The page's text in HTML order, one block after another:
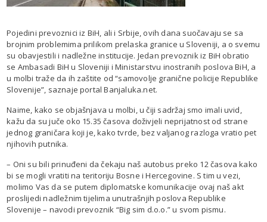
Pojedini prevoznici iz BiH, ali i Srbije, ovih dana suočavaju se sa
brojnim problemima prilikom prelaska granice u Sloveniji, a o svemu
su obavjestili i nadležne institucije. Jedan prevoznik iz BiH obratio
se Ambasadi BiH u Sloveniji i Ministarstvu inostranih poslova BiH, a
u molbi traže da ih zaštite od “samovolje granične policije Republike
Slovenije”, saznaje portal Banjaluka.net.
Naime, kako se objašnjava u molbi, u čiji sadržaj smo imali uvid,
kažu da su juče oko 15.35 časova doživjeli neprijatnost od strane
jednog graničara koji je, kako tvrde, bez valjanog razloga vratio pet
njihovih putnika.
– Oni su bili prinuđeni da čekaju naš autobus preko 12 časova kako
bi se mogli vratiti na teritoriju Bosne i Hercegovine. S tim u vezi,
molimo Vas da se putem diplomatske komunikacije ovaj naš akt
proslijedi nadležnim tijelima unutrašnjih poslova Republike
Slovenije – navodi prevoznik “Big sim d.o.o.” u svom pismu.